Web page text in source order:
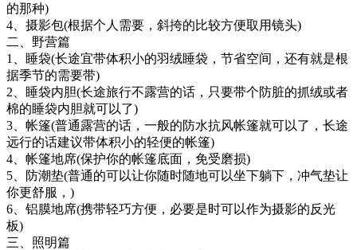
的那种)
4、摄影包(根据个人需要，斜挎的比较方便取用镜头)
二、野营篇
1、睡袋(长途宜带体积小的羽绒睡袋，节省空间，还有就是根
据季节的需要带)
2、睡袋内胆(长途旅行不露营的话，只要带个防脏的抓绒或者
棉的睡袋内胆就可以了)
3、帐篷(普通露营的话，一般的防水抗风帐篷就可以了，长途
远行的话建议带体积小的轻便的帐篷)
4、帐篷地席(保护你的帐篷底面，免受磨损)
5、防潮垫(普通的可以让你随时随地可以坐下躺下，冲气垫让
你更舒服，)
6、铝膜地席(携带轻巧方便，必要是时可以作为摄影的反光
板)
三、照明篇